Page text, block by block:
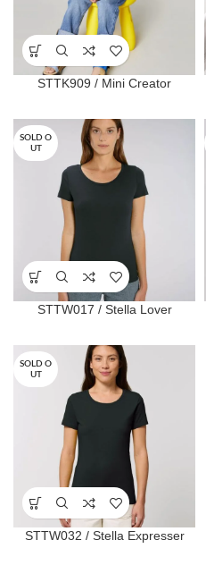
STTK909 / Mini Creator
SOLD O
UT
STTW017 / Stella Lover
SOLD O
UT
STTW032 / Stella Expresser